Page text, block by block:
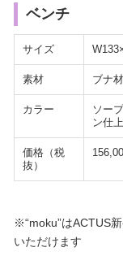
ベンチ
サイズ
素材 ブナ
カラー
ソー
ン仕
価格（税
抜）
※“moku”はACTUS
いただけます